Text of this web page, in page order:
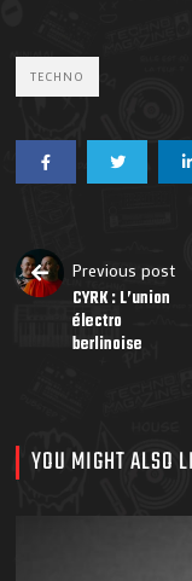
TECHNO
Previous post
CYRK : L’union
électro
berlinoise
YOU MIGHT ALSO